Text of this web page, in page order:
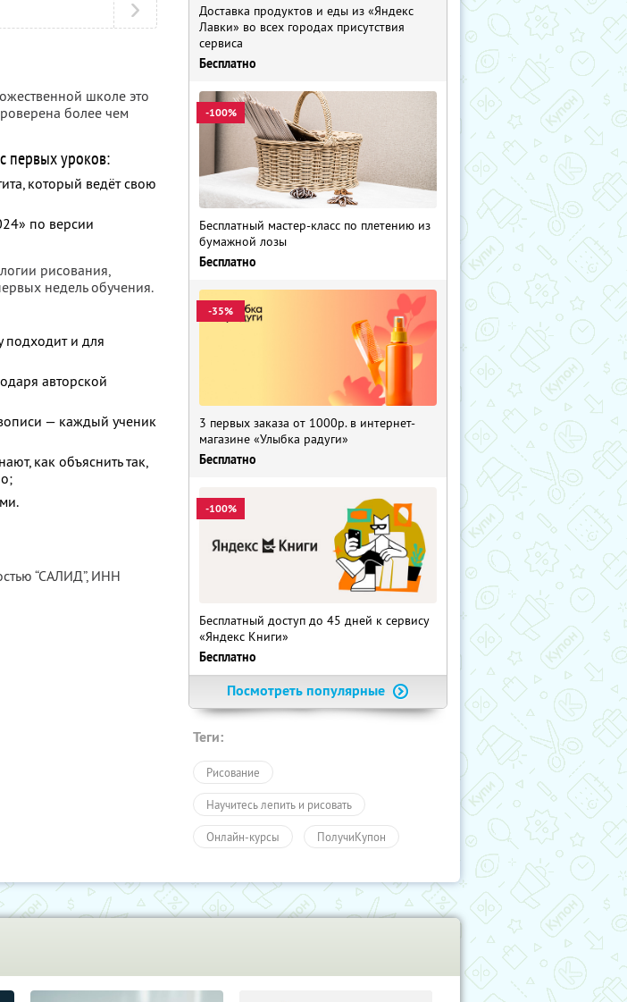
школе это
более чем
первых уроков:
который ведёт свою
по версии
рисования,
недель обучения.
подходит и для
авторской
— каждый ученик
как объяснить так,
“САЛИД”, ИНН
Доставка продуктов и еды из «Яндекс
Лавки» во всех городах присутствия
сервиса
Бесплатно
-100%
Бесплатный мастер-класс по плетению из
бумажной лозы
Бесплатно
-35%
3 первых заказа от 1000р. в интернет-
магазине «Улыбка радуги»
Бесплатно
-100%
Бесплатный доступ до 45 дней к сервису
«Яндекс Книги»
Бесплатно
Посмотреть популярные
Теги:
Рисование
Научитесь лепить и рисовать
Онлайн-курсы ПолучиКупон